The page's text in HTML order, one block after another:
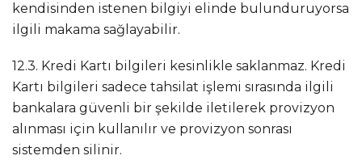
kendisinden istenen bilgiyi elinde bulunduruyorsa
ilgili makama sağlayabilir.
12.3. Kredi Kartı bilgileri kesinlikle saklanmaz. Kredi
Kartı bilgileri sadece tahsilat işlemi sırasında ilgili
bankalara güvenli bir şekilde iletilerek provizyon
alınması için kullanılır ve provizyon sonrası
sistemden silinir.